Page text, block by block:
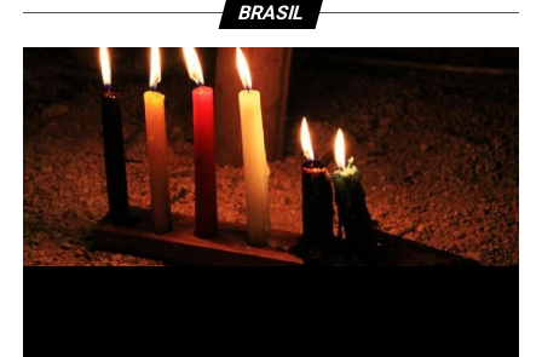
BRASIL